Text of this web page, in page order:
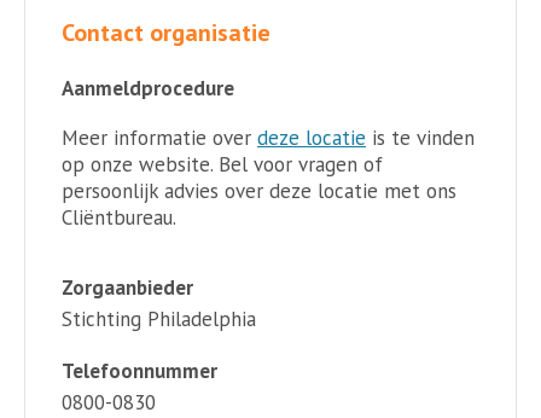
Contact organisatie
Aanmeldprocedure
Meer informatie over deze locatie is te vinden
op onze website. Bel voor vragen of
persoonlijk advies over deze locatie met ons
Cliëntbureau.
Zorgaanbieder
Stichting Philadelphia
Telefoonnummer
0800-0830